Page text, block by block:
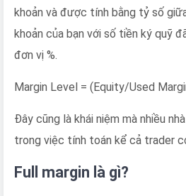
khoản và được tính bằng tỷ số
khoản của bạn với số tiền ký quỹ
đơn vị %.
Margin Level = (Equity/Used
Đây cũng là khái niệm mà nhiều
trong việc tính toán kể cả trader
Full margin là gì?